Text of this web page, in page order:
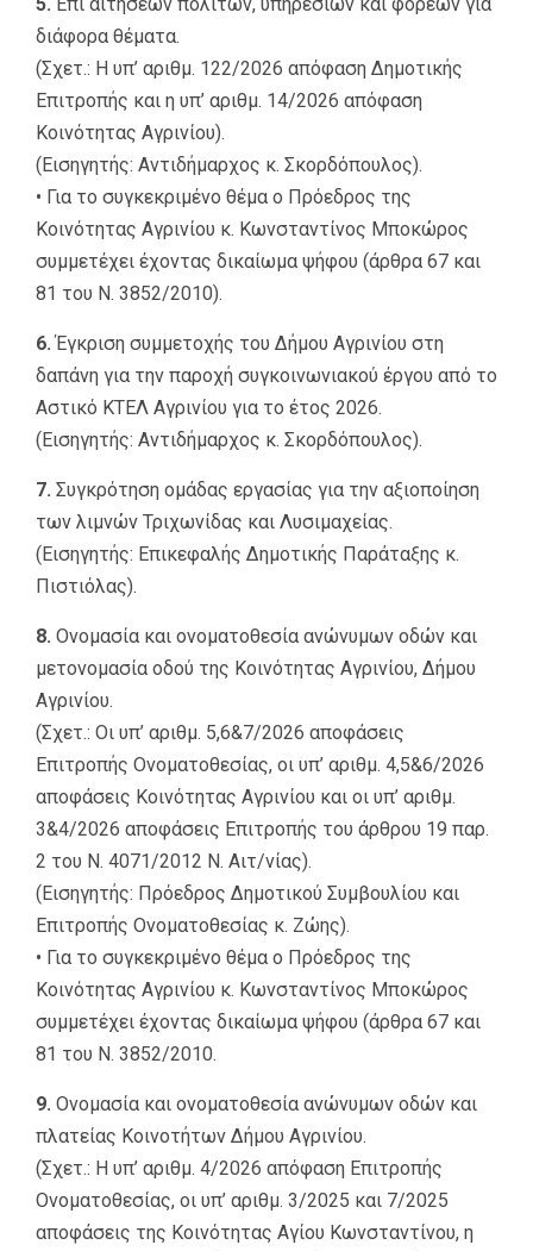
διάφορα θέματα.
(Σχετ.: Η υπ’ αριθμ. 122/2026 απόφαση Δημοτικής
Επιτροπής και η υπ’ αριθμ. 14/2026 απόφαση
Κοινότητας Αγρινίου).
(Εισηγητής: Αντιδήμαρχος κ. Σκορδόπουλος).
• Για το συγκεκριμένο θέμα ο Πρόεδρος της
Κοινότητας Αγρινίου κ. Κωνσταντίνος Μποκώρος
συμμετέχει έχοντας δικαίωμα ψήφου (άρθρα 67 και
81 του Ν. 3852/2010).
6.Έγκριση συμμετοχής του Δήμου Αγρινίου στη
δαπάνη για την παροχή συγκοινωνιακού έργου από το
Αστικό ΚΤΕΛ Αγρινίου για το έτος 2026.
(Εισηγητής: Αντιδήμαρχος κ. Σκορδόπουλος).
7. Συγκρότηση ομάδας εργασίας για την αξιοποίηση
των λιμνών Τριχωνίδας και Λυσιμαχείας.
(Εισηγητής: Επικεφαλής Δημοτικής Παράταξης κ.
Πιστιόλας).
8. Ονομασία και ονοματοθεσία ανώνυμων οδών και
μετονομασία οδού της Κοινότητας Αγρινίου, Δήμου
Αγρινίου.
(Σχετ.: Οι υπ’ αριθμ. 5,6&7/2026 αποφάσεις
Επιτροπής Ονοματοθεσίας, οι υπ’ αριθμ. 4,5&6/2026
αποφάσεις Κοινότητας Αγρινίου και οι υπ’ αριθμ.
3&4/2026 αποφάσεις Επιτροπής του άρθρου 19 παρ.
2 του Ν. 4071/2012 Ν. Αιτ/νίας).
(Εισηγητής: Πρόεδρος Δημοτικού Συμβουλίου και
Επιτροπής Ονοματοθεσίας κ. Ζώης).
• Για το συγκεκριμένο θέμα ο Πρόεδρος της
Κοινότητας Αγρινίου κ. Κωνσταντίνος Μποκώρος
συμμετέχει έχοντας δικαίωμα ψήφου (άρθρα 67 και
81 του Ν. 3852/2010.
9. Ονομασία και ονοματοθεσία ανώνυμων οδών και
πλατείας Κοινοτήτων Δήμου Αγρινίου.
(Σχετ.: Η υπ’ αριθμ. 4/2026 απόφαση Επιτροπής
Ονοματοθεσίας, οι υπ’ αριθμ. 3/2025 και 7/2025
αποφάσεις της Κοινότητας Αγίου Κωνσταντίνου, η